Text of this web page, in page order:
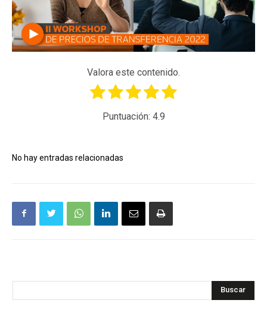
Valora este contenido.
Puntuación: 4.9
No hay entradas relacionadas
Buscar